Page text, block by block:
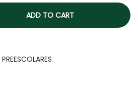
ADD TO CART
PREESCOLARES